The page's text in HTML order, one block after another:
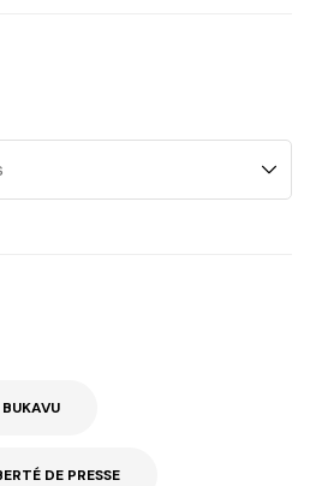
BUKAVU
DE PRESSE